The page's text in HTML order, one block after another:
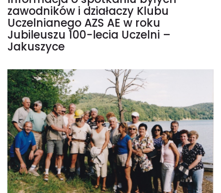
zawodników i działaczy Klubu
Uczelnianego AZS AE w roku
Jubileuszu 100-lecia Uczelni –
Jakuszyce